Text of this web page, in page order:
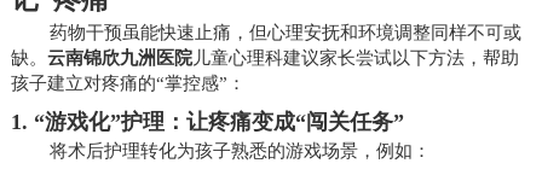
药物干预虽能快速止痛，但心理安抚和环境调整同样不可或
缺。 云南锦欣九洲医院儿童心理科建议家长尝试以下方法，帮助
孩子建立对疼痛的“掌控感”：
1. “游戏化”护理：让疼痛变成“闯关任务”
将术后护理转化为孩子熟悉的游戏场景，例如：